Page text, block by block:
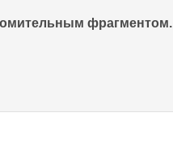
фрагментом.